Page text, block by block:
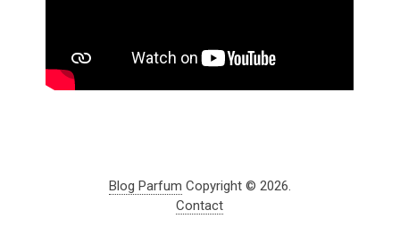
Blog Parfum Copyright © 2026.
Contact